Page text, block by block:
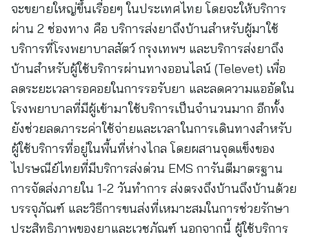
จะขยายใหญ่ขึ้นเรื่อยๆ ในประเทศไทย โดยจะให้บริการ
ผ่าน 2 ช่องทาง คือ บริการส่งยาถึงบ้านสำหรับผู้มาใช้
บริการที่โรงพยาบาลสัตว์ กรุงเทพฯ และบริการส่งยาถึง
บ้านสำหรับผู้ใช้บริการผ่านทางออนไลน์ (Televet) เพื่อ
ลดระยะเวลารอคอยในการรอรับยา และลดความแออัดใน
โรงพยาบาลที่มีผู้เข้ามาใช้บริการเป็นจำนวนมาก อีกทั้ง
ยังช่วยลดภาระค่าใช้จ่ายและเวลาในการเดินทางสำหรับ
ผู้ใช้บริการที่อยู่ในพื้นที่ห่างไกล โดยผสานจุดแข็งของ
ไปรษณีย์ไทยที่มีบริการส่งด่วน EMS การันตีมาตรฐาน
การจัดส่งภายใน 1-2 วันทำการ ส่งตรงถึงบ้านถึงบ้านด้วย
บรรจุภัณฑ์ และวิธีการขนส่งที่เหมาะสมในการช่วยรักษา
ประสิทธิภาพของยาและเวชภัณฑ์ นอกจากนี้ ผู้ใช้บริการ